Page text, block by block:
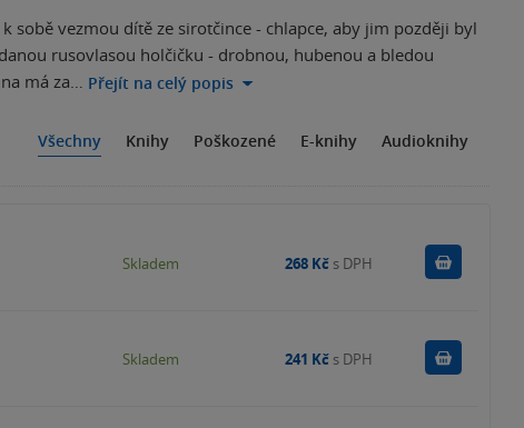
sobě vezmou dítě ze sirotčince - chlapce, aby jim později byl
rusovlasou holčičku - drobnou, hubenou a bledou
má za… Přejít na celý popis
Všechny Knihy Poškozené E-knihy Audioknihy
Skladem 268 Kč s DPH
Skladem 241 Kč s DPH